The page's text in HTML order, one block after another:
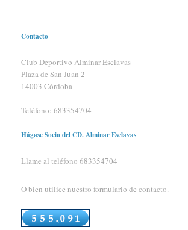
Contacto
Club Deportivo Alminar Esclavas
Plaza de San Juan 2
14003 Córdoba
Teléfono: 683354704
Hágase Socio del CD. Alminar Esclavas
Llame al teléfono 683354704
O bien utilice nuestro formulario de contacto.